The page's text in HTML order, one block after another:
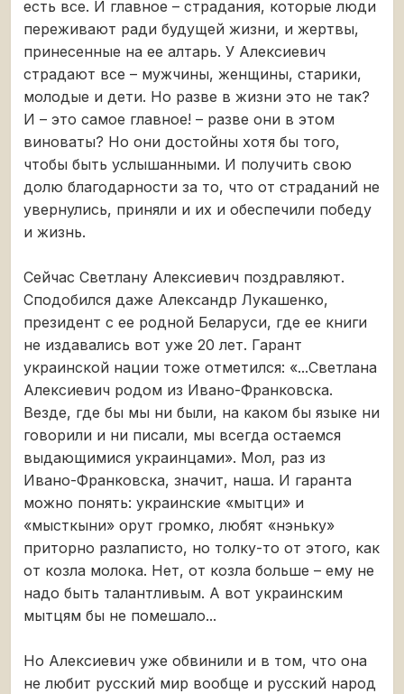
есть все. И главное – страдания, которые люди
переживают ради будущей жизни, и жертвы,
принесенные на ее алтарь. У Алексиевич
страдают все – мужчины, женщины, старики,
молодые и дети. Но разве в жизни это не так?
И – это самое главное! – разве они в этом
виноваты? Но они достойны хотя бы того,
чтобы быть услышанными. И получить свою
долю благодарности за то, что от страданий не
увернулись, приняли и их и обеспечили победу
и жизнь.
Сейчас Светлану Алексиевич поздравляют.
Сподобился даже Александр Лукашенко,
президент с ее родной Беларуси, где ее книги
не издавались вот уже 20 лет. Гарант
украинской нации тоже отметился: «...Светлана
Алексиевич родом из Ивано-Франковска.
Везде, где бы мы ни были, на каком бы языке ни
говорили и ни писали, мы всегда остаемся
выдающимися украинцами». Мол, раз из
Ивано-Франковска, значит, наша. И гаранта
можно понять: украинские «мытци» и
«мысткыни» орут громко, любят «нэньку»
приторно разлаписто, но толку-то от этого, как
от козла молока. Нет, от козла больше – ему не
надо быть талантливым. А вот украинским
мытцям бы не помешало...
Но Алексиевич уже обвинили и в том, что она
не любит русский мир вообще и русский народ